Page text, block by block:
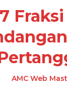
7
AMC Web